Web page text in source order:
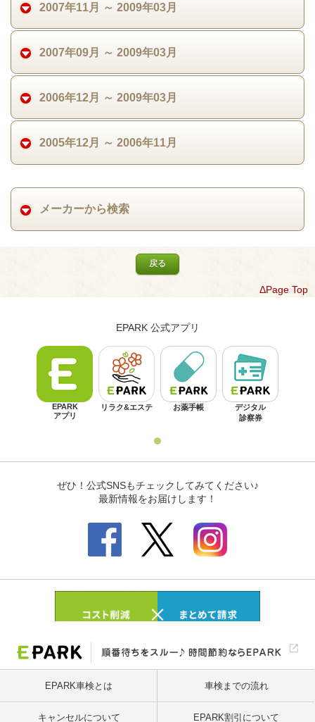
2007年11月 ～ 2009年03月
2007年09月 ～ 2009年03月
2006年12月 ～ 2009年03月
2005年12月 ～ 2006年11月
メーカーから検索
戻る
ΔPage Top
EPARK車検とは 車検までの流れ
キャンセルについて EPARK割引について